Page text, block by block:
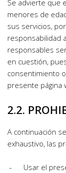
Se advierte que
menores de
sus servicios,
responsabilidad
responsables
en cuestión,
consentimiento
presente página
2.2.
A continuación
exhaustivo, las